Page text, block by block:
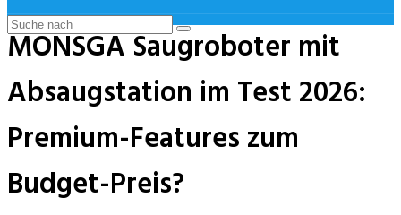
MONSGA Saugroboter mit
Absaugstation im Test 2026:
Premium-Features zum
Budget-Preis?